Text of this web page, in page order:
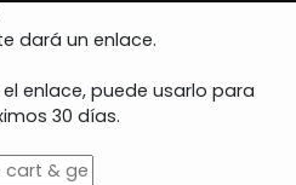
dará un enlace.
enlace, puede usarlo para
30 días.